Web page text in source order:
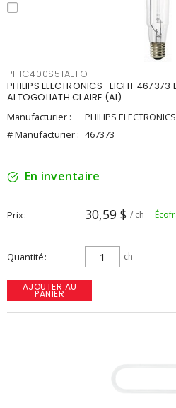
PHIC400S51ALTO
PHILIPS ELECTRONICS -LIGHT 467373
ALTOGOLIATH CLAIRE (AI)
Manufacturier :
PHILIPS
# Manufacturier : 467373
En inventaire
Prix 30,59 $ / ch
Quantité ch
AJOUTER AU
PANIER